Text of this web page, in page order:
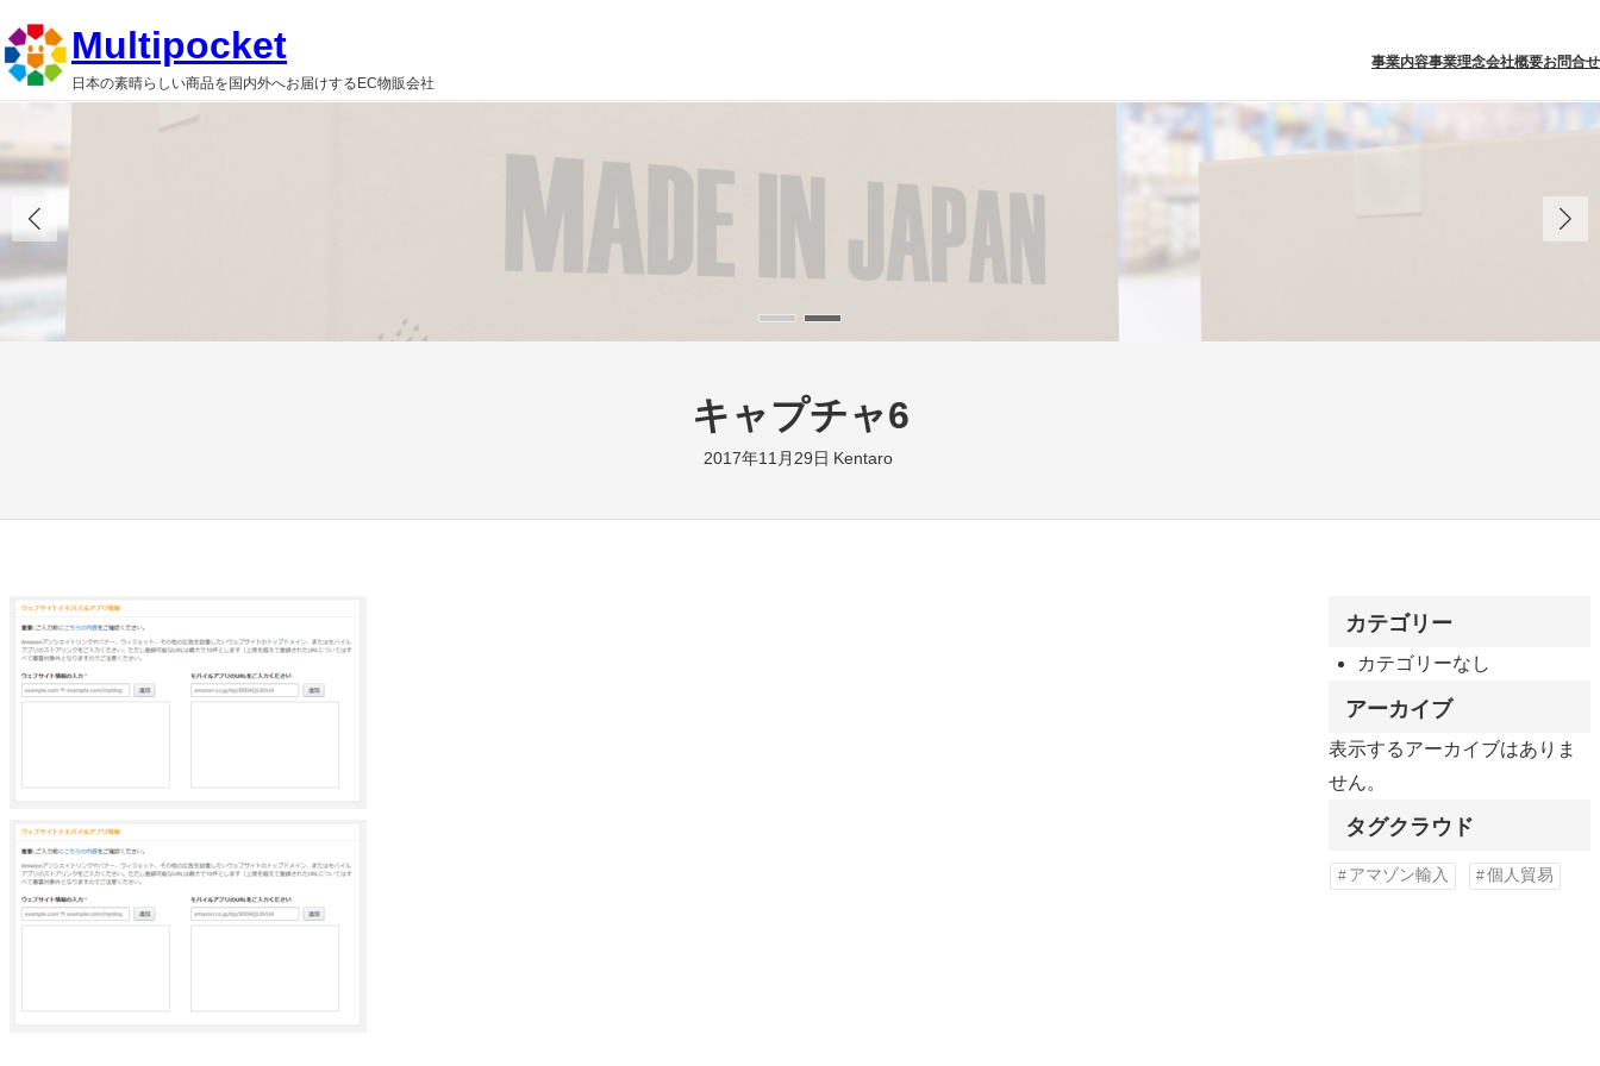
内
容
を
キ
ッ
Multipocket
日本の素晴らしい商品を国内外へお届けするEC物販会社
事業内容事業理念会社概要お問合せ
キャプチャ6
2017年11月29日 Kentaro
カテゴリー
カテゴリーなし
アーカイブ
表示するアーカイブはありま
せん。
タグクラウド
アマゾン輸入 個人貿易